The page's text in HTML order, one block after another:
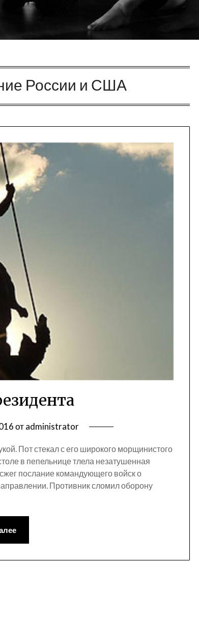
России и США
отadministrator
Пот стекал с его широкого морщинистого
в пепельнице тлела незатушенная
послание командующего войск о
Противник сломил оборону